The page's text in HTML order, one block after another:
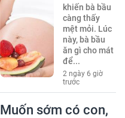
khiến bà bầu
càng thấy
mệt mỏi. Lúc
này, bà bầu
ăn gì cho mát
để...
2 ngày 6 giờ
trước
Muốn sớm có con,